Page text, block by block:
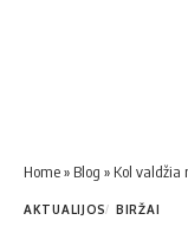
Home» Blog » Kol valdžia
AKTUALIJOS BIRŽAI